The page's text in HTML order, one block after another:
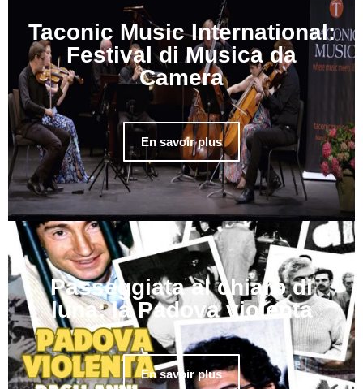
Taconic Music International:
Festival di Musica da
Camera
En savoir plus
Passeggiata al chiaro di
luna: la Padova violenta
En savoir plus